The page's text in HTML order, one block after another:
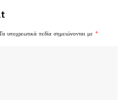
υποχρεωτικά πεδία σημειώνονται με *